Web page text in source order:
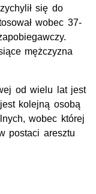
się do
wobec 37-
mężczyzna
od wielu lat jest
kolejną osobą
wobec której
postaci aresztu